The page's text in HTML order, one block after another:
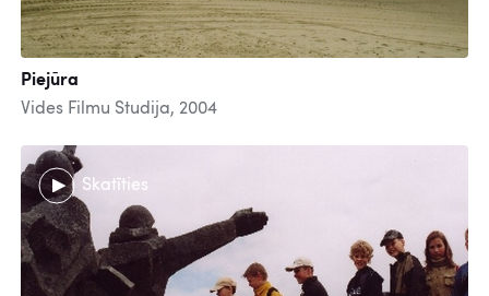
Piejūra
Vides Filmu Studija, 2004
Skatīties